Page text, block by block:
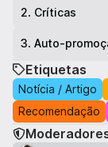
2. Críticas
3. Auto-
Etiquetas
Notícia / Artigo
Recomendação